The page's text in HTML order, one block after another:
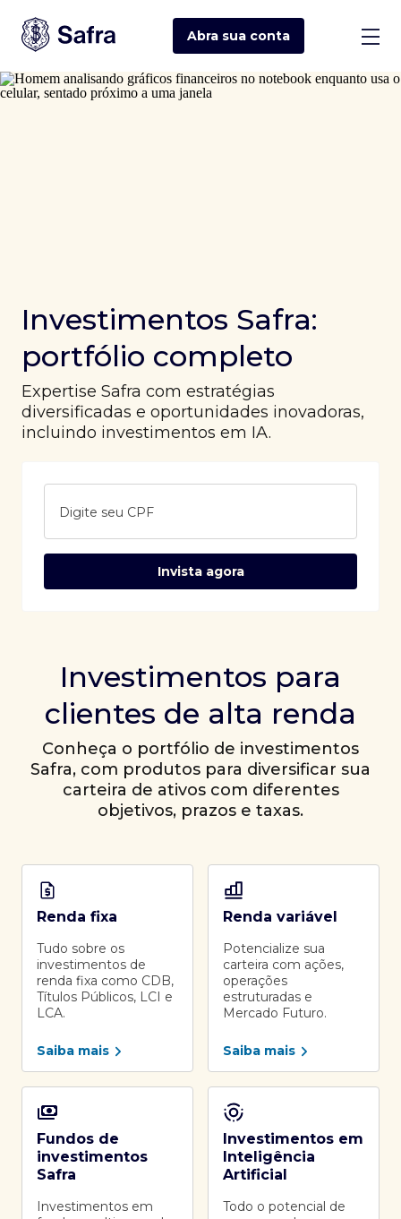
Abra sua conta
Investimentos Safra:
portfólio completo
Expertise Safra com estratégias
diversificadas e oportunidades inovadoras,
incluindo investimentos em IA.
Digite seu CPF
Invista agora
Investimentos para
clientes de alta renda
Conheça o portfólio de investimentos
Safra, com produtos para diversificar sua
carteira de ativos com diferentes
objetivos, prazos e taxas.
Renda fixa
Tudo sobre os
investimentos de
renda fixa como CDB,
Títulos Públicos, LCI e
LCA.
Saiba mais
Renda variável
Potencialize sua
carteira com ações,
operações
estruturadas e
Mercado Futuro.
Saiba mais
Fundos de
investimentos
Safra
Investimentos em
Investimentos em
Inteligência
Artificial
Todo o potencial de